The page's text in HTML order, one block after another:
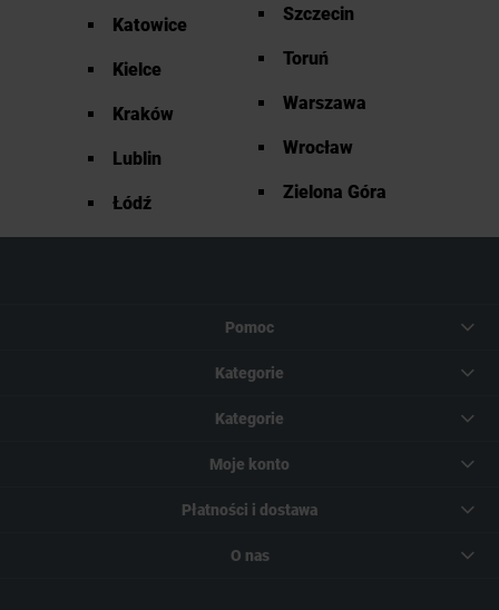
Katowice
Kielce
Kraków
Lublin
Łódź
Szczecin
Toruń
Warszawa
Wrocław
Zielona Góra
Pomoc
Kategorie
Kategorie
Moje konto
Płatności i dostawa
O nas